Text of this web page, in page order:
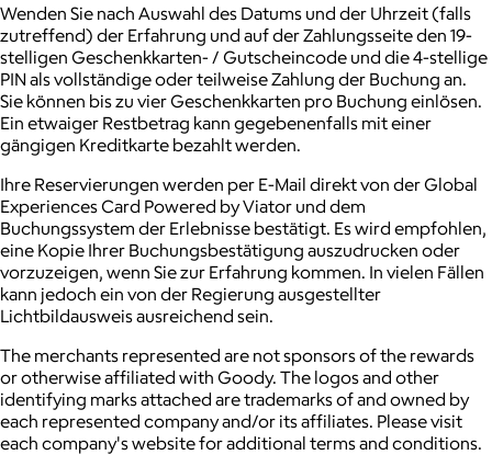
Wenden Sie nach Auswahl des Datums und der Uhrzeit (falls
zutreffend) der Erfahrung und auf der Zahlungsseite den 19-
stelligen Geschenkkarten- / Gutscheincode und die 4-stellige
PIN als vollständige oder teilweise Zahlung der Buchung an.
Sie können bis zu vier Geschenkkarten pro Buchung einlösen.
Ein etwaiger Restbetrag kann gegebenenfalls mit einer
gängigen Kreditkarte bezahlt werden.
Ihre Reservierungen werden per E-Mail direkt von der Global
Experiences Card Powered by Viator und dem
Buchungssystem der Erlebnisse bestätigt. Es wird empfohlen,
eine Kopie Ihrer Buchungsbestätigung auszudrucken oder
vorzuzeigen, wenn Sie zur Erfahrung kommen. In vielen Fällen
kann jedoch ein von der Regierung ausgestellter
Lichtbildausweis ausreichend sein.
The merchants represented are not sponsors of the rewards
or otherwise affiliated with Goody. The logos and other
identifying marks attached are trademarks of and owned by
each represented company and/or its affiliates. Please visit
each company's website for additional terms and conditions.